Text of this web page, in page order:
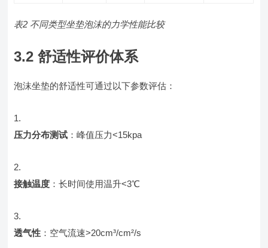
表2 不同类型坐垫泡沫的力学性能比较
3.2 舒适性评价体系
泡沫坐垫的舒适性可通过以下参数评估：
压力分布测试 ：峰值压力<15kpa
接触温度 ：长时间使用温升<3℃
透气性 ：空气流速>20cm³/cm²/s